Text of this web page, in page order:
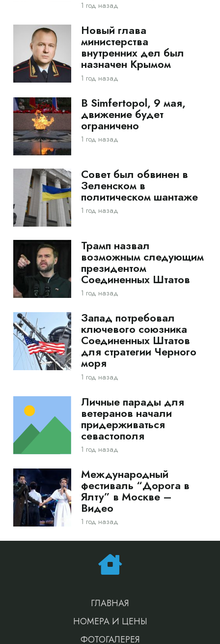
1 год назад
Новый глава
министерства
внутренних дел был
назначен Крымом
1 год назад
В Simfertopol, 9 мая,
движение будет
ограничено
1 год назад
Совет был обвинен в
Зеленском в
политическом шантаже
1 год назад
Трамп назвал
возможным следующим
президентом
Соединенных Штатов
1 год назад
Запад потребовал
ключевого союзника
Соединенных Штатов
для стратегии Черного
моря
1 год назад
Личные парады для
ветеранов начали
придерживаться
севастополя
1 год назад
Международный
фестиваль “Дорога в
Ялту” в Москве –
Видео
1 год назад
ГЛАВНАЯ
НОМЕРА И ЦЕНЫ
ФОТОГАЛЕРЕЯ